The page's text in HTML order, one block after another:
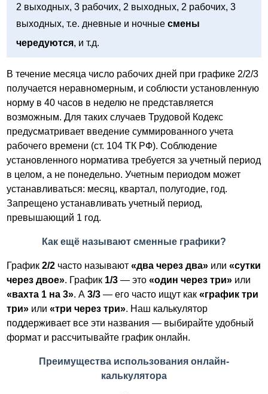
2 выходных, 3 рабочих, 2 выходных, 2 рабочих, 3
выходных, т.е. дневные и ночныесмены
чередуются, и т.д.
В течение месяца число рабочих дней при графике 2/2/3
получается неравномерным, и соблюсти установленную
норму в 40 часов в неделю не представляется
возможным. Для таких случаев Трудовой Кодекс
предусматривает введение суммированного учета
рабочего времени (ст. 104 ТК РФ). Соблюдение
установленного норматива требуется за учетный период
в целом, а не понедельно. Учетным периодом может
устанавливаться: месяц, квартал, полугодие, год.
Запрещено устанавливать учетный период,
превышающий 1 год.
Как ещё называют сменные графики?
График2/2 часто называют«два через два» или«сутки
через двое». График 1/3 — это«один через три» или
«вахта 1 на 3». А3/3 — его часто ищут как«график три
три» или«три через три». Наш калькулятор
поддерживает все эти названия — выбирайте удобный
формат и рассчитывайте график онлайн.
Преимущества использования онлайн-
калькулятора